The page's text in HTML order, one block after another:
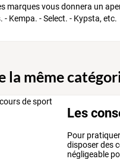
marques vous donnera un
- Kempa. - Select. - Kypsta, etc.
la même
Les
Pour pratiquer
disposerdes
négligeable